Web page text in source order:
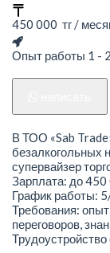
450 000 тг /
Опыт работы 1 -
В ТОО «Sab
безалкогольных
супервайзер
Зарплата: до 450
График работы:
Требования:
переговоров,